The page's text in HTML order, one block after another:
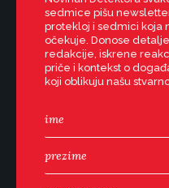
sedmice pišu
protekloj i sedmici koja
očekuje. Donose
redakcije, iskrene
priče i kontekst o
koji oblikuju našu